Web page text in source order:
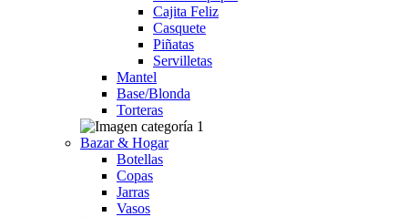
Cajita Feliz
Casquete
Piñatas
Servilletas
Mantel
Base/Blonda
Torteras
Bazar & Hogar
Botellas
Copas
Jarras
Vasos